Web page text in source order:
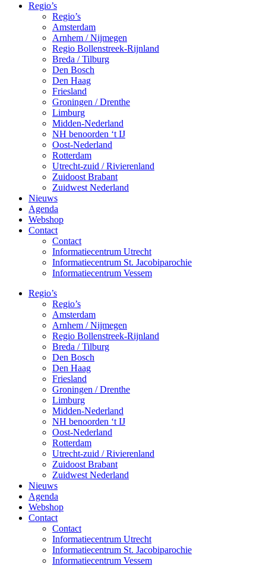
Regio’s
Regio’s
Amsterdam
Arnhem / Nijmegen
Regio Bollenstreek-Rijnland
Breda / Tilburg
Den Bosch
Den Haag
Friesland
Groningen / Drenthe
Limburg
Midden-Nederland
NH benoorden ‘t IJ
Oost-Nederland
Rotterdam
Utrecht-zuid / Rivierenland
Zuidoost Brabant
Zuidwest Nederland
Nieuws
Agenda
Webshop
Contact
Contact
Informatiecentrum Utrecht
Informatiecentrum St. Jacobiparochie
Informatiecentrum Vessem
Regio’s
Regio’s
Amsterdam
Arnhem / Nijmegen
Regio Bollenstreek-Rijnland
Breda / Tilburg
Den Bosch
Den Haag
Friesland
Groningen / Drenthe
Limburg
Midden-Nederland
NH benoorden ‘t IJ
Oost-Nederland
Rotterdam
Utrecht-zuid / Rivierenland
Zuidoost Brabant
Zuidwest Nederland
Nieuws
Agenda
Webshop
Contact
Contact
Informatiecentrum Utrecht
Informatiecentrum St. Jacobiparochie
Informatiecentrum Vessem